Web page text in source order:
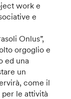
work e
e
Onlus”,
orgoglio e
ed una
un
come il
le attività